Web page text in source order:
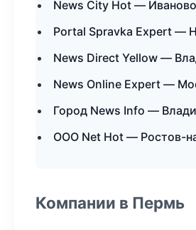
News City Hot — Иваново
Portal Spravka Expert —
News Direct Yellow —
News Online Expert —
Город News Info —
ООО Net Hot — Ростов-
Компании в Пермь